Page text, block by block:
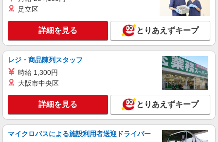
■正社員 年収420万円〜550万円 ※経験考慮
月給25万円〜35万円 ※固定残業代を含まない ※
賞与は7月・12月にそれぞれ２か月分支給 ■パート
時給2000円〜2200円 ※週30時間以上、ラスト迄
出来る方、月2回以上土曜勤務出来る方
東京都板橋区（調剤薬局）
キープ 詳細を見る
足立区
詳細を見る とりあえずキープ
レジ・商品陳列スタッフ
時給 1,300円
大阪市中央区
詳細を見る とりあえずキープ
マイクロバスによる施設利用者送迎ドライバー